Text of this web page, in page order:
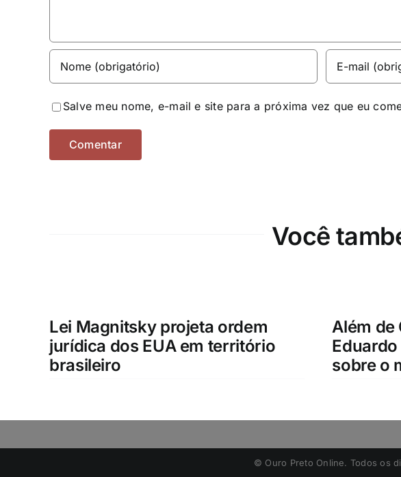
Salve meu nome, e-mail e site para a próxima vez que eu
Você
Lei Magnitsky projeta ordem
jurídica dos EUA em território
brasileiro
Além de
sobre o
©️ Ouro Preto Online. Todos os